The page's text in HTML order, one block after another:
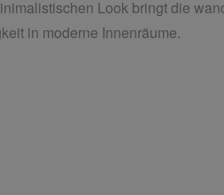
Look bringt die
in moderne Innenräume.